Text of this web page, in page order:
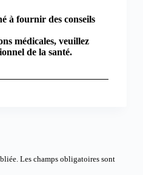
à fournir des conseils
médicales, veuillez
de la santé.
Les champs obligatoires sont